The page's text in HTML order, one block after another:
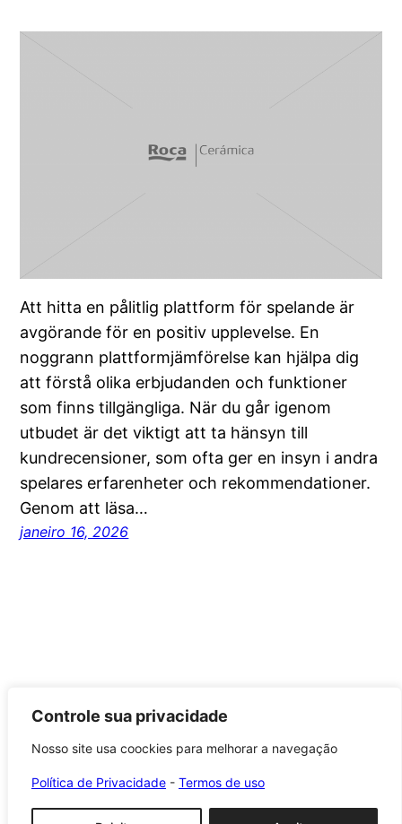
Controle sua privacidade
Nosso site usa coockies para melhorar a navegação
Política de Privacidade - Termos de uso
Att hitta en pålitlig plattform för spelande är
avgörande för en positiv upplevelse. En
noggrann plattformjämförelse kan hjälpa dig
att förstå olika erbjudanden och funktioner
som finns tillgängliga. När du går igenom
utbudet är det viktigt att ta hänsyn till
kundrecensioner, som ofta ger en insyn i andra
spelares erfarenheter och rekommendationer.
Genom att läsa…
janeiro 16, 2026
Orgulhosamente feito comWordPress